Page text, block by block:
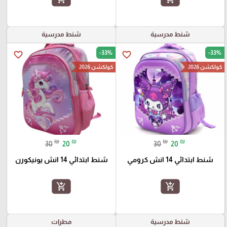
شنط مدرسية
favorite_border -33%
كولكشن 2026
30 ₪ 20 ₪
شنط ابتدائي 14 انش كرومي
add_shopping_cart
شنط مدرسية
favorite_border -33%
كولكشن 2026
30 ₪ 20 ₪
شنط ابتدائي 14 انش يونيكورن
add_shopping_cart
شنط مدرسية مطرات